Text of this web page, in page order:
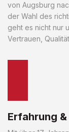
von Augsburg
der Wahl des
geht es nicht nur
Vertrauen,
Erfahrung